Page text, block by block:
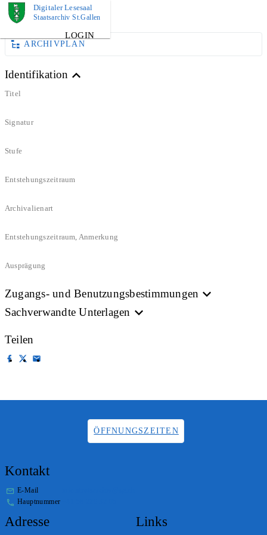
Digitaler Lesesaal
Staatsarchiv St.Gallen
LOGIN
DOKUMENT
ARCHIVPLAN
Identifikation
Titel
Signatur
Stufe
Entstehungszeitraum
Archivalienart
Entstehungszeitraum, Anmerkung
Ausprägung
Zugangs- und Benutzungsbestimmungen
Sachverwandte Unterlagen
Teilen
ÖFFNUNGSZEITEN
Kontakt
E-Mail
Hauptnummer
Adresse Links